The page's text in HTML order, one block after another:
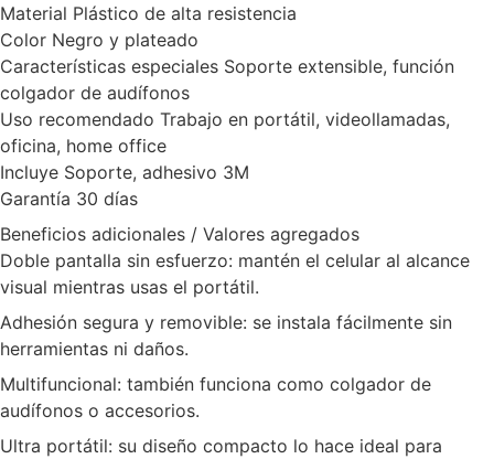
Material Plástico de alta resistencia
Color Negro y plateado
Características especiales Soporte extensible, función
colgador de audífonos
Uso recomendado Trabajo en portátil, videollamadas,
oficina, home office
Incluye Soporte, adhesivo 3M
Garantía 30 días
Beneficios adicionales / Valores agregados
Doble pantalla sin esfuerzo: mantén el celular al alcance
visual mientras usas el portátil.
Adhesión segura y removible: se instala fácilmente sin
herramientas ni daños.
Multifuncional: también funciona como colgador de
audífonos o accesorios.
Ultra portátil: su diseño compacto lo hace ideal para